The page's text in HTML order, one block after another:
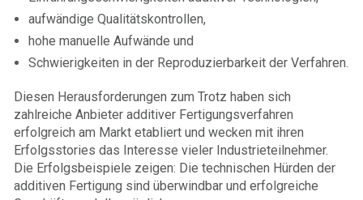
aufwändige Qualitätskontrollen,
hohe manuelle Aufwände und
Schwierigkeiten in der Reproduzierbarkeit der Verfahren.
Diesen Herausforderungen zum Trotz haben sich
zahlreiche Anbieter additiver Fertigungsverfahren
erfolgreich am Markt etabliert und wecken mit ihren
Erfolgsstories das Interesse vieler Industrieteilnehmer.
Die Erfolgsbeispiele zeigen: Die technischen Hürden der
additiven Fertigung sind überwindbar und erfolgreiche